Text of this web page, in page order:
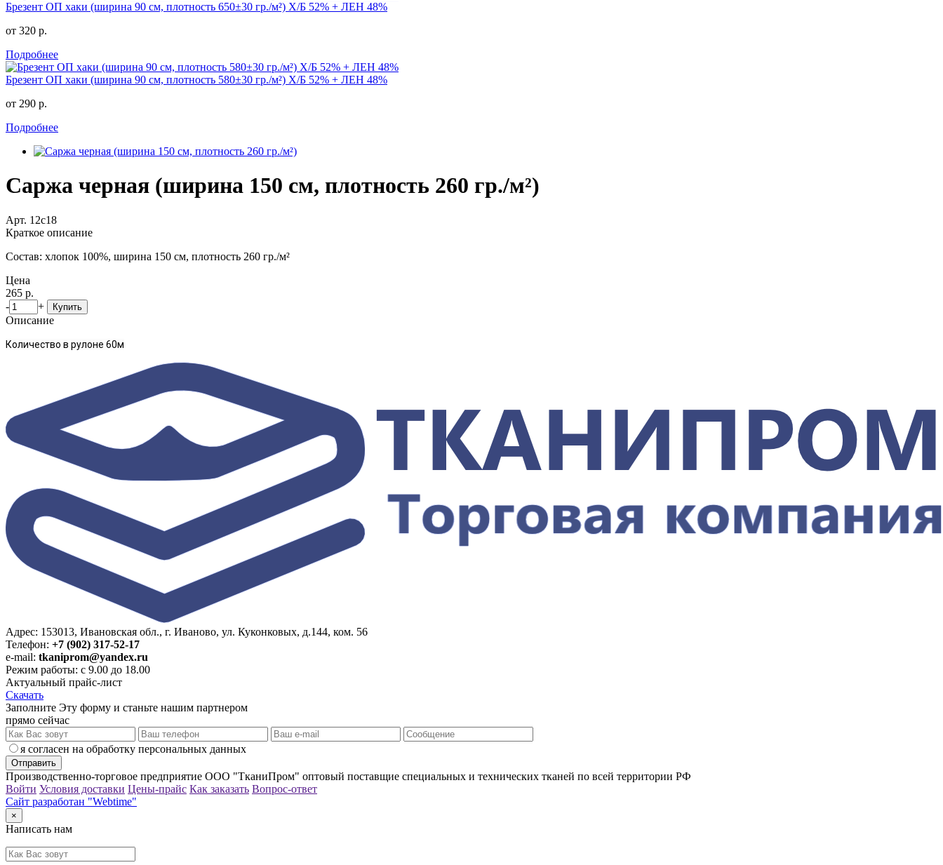
Брезент ОП хаки (ширина 90 см, плотность 650±30 гр./м²) Х/Б 52% + ЛЕН 48%
от 320 р.
Подробнее
Брезент ОП хаки (ширина 90 см, плотность 580±30 гр./м²) Х/Б 52% + ЛЕН 48%
от 290 р.
Подробнее
Саржа черная (ширина 150 см, плотность 260 гр./м²)
Арт. 12с18
Краткое описание
Состав: хлопок 100%, ширина 150 см, плотность 260 гр./м²
Цена
265 р.
-
+ Купить
Описание
Количество в рулоне 60м
Адрес: 153013, Ивановская обл., г. Иваново, ул. Куконковых, д.144, ком. 56
Телефон: +7 (902) 317-52-17
e-mail: tkaniprom@yandex.ru
Режим работы: с 9.00 до 18.00
Актуальный прайс-лист
Скачать
Заполните Эту форму и станьте нашим партнером
прямо сейчас
я согласен на обработку персональных данных
Производственно-торговое предприятие ООО "ТканиПром" оптовый поставщие специальных и технических тканей по всей территории РФ
Войти Условия доставки Цены-прайс Как заказать Вопрос-ответ
Сайт разработан "Webtime"
×
Написать нам